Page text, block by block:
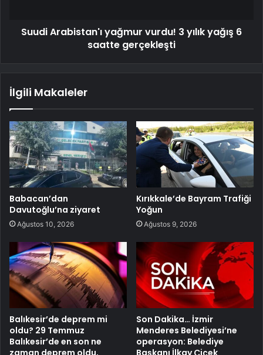
Suudi Arabistan'ı yağmur vurdu! 3 yılık yağış 6
saatte gerçekleşti
İlgili Makaleler
Babacan’dan
Davutoğlu’na ziyaret
Ağustos 10, 2026
Kırıkkale’de Bayram Trafiği
Yoğun
Ağustos 9, 2026
Balıkesir’de deprem mi
oldu? 29 Temmuz
Balıkesir’de en son ne
zaman deprem oldu,
Son Dakika… İzmir
Menderes Belediyesi’ne
operasyon: Belediye
Başkanı İlkay Çiçek